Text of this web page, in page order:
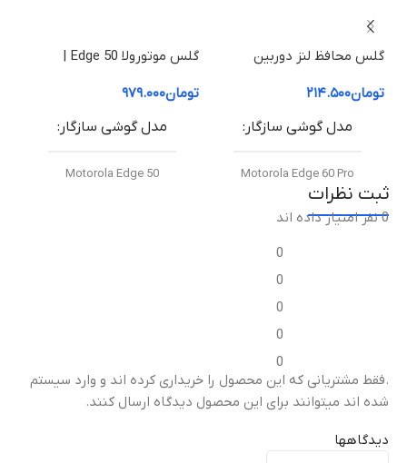
گلس محافظ لنز دوربین
تومان۲۱۴.۵۰۰
مدل گوشی سازگار
Motorola Edge 60 Pro
نوع گلس
گلس محافظ لنز دوربین فلزی
موتورولا Metal Frame + HD
میزان شفافیت
شفافیت بالا (High
گلس موتورولا Edge 50 |
50 Edge (شفاف +HD)
تومان۹۷۹.۰۰۰
مدل گوشی سازگار
Motorola Edge 50
شفافیت بالا (High
Transparency)
ثبت نظرات
0 نفر امتیاز داده اند
0
0
0
0
0
دیدگاهها
.فقط مشتریانی که این محصول را خریداری کرده اند و وارد سیستم
شده اند میتوانند برای این محصول دیدگاه ارسال کنند.